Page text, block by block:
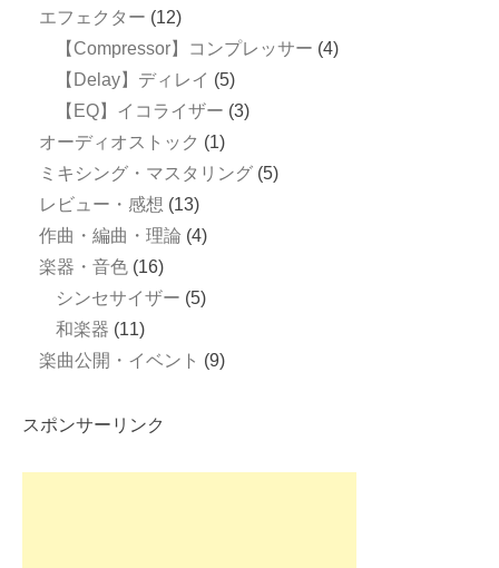
エフェクター (12)
【Compressor】コンプレッサー (4)
【Delay】ディレイ (5)
【EQ】イコライザー (3)
オーディオストック (1)
ミキシング・マスタリング (5)
レビュー・感想 (13)
作曲・編曲・理論 (4)
楽器・音色 (16)
シンセサイザー (5)
和楽器 (11)
楽曲公開・イベント (9)
スポンサーリンク